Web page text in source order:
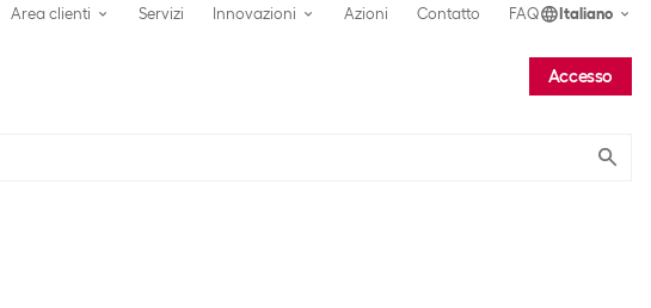
Area clienti Servizi Innovazioni Azioni Contatto FAQ Italiano
Accesso